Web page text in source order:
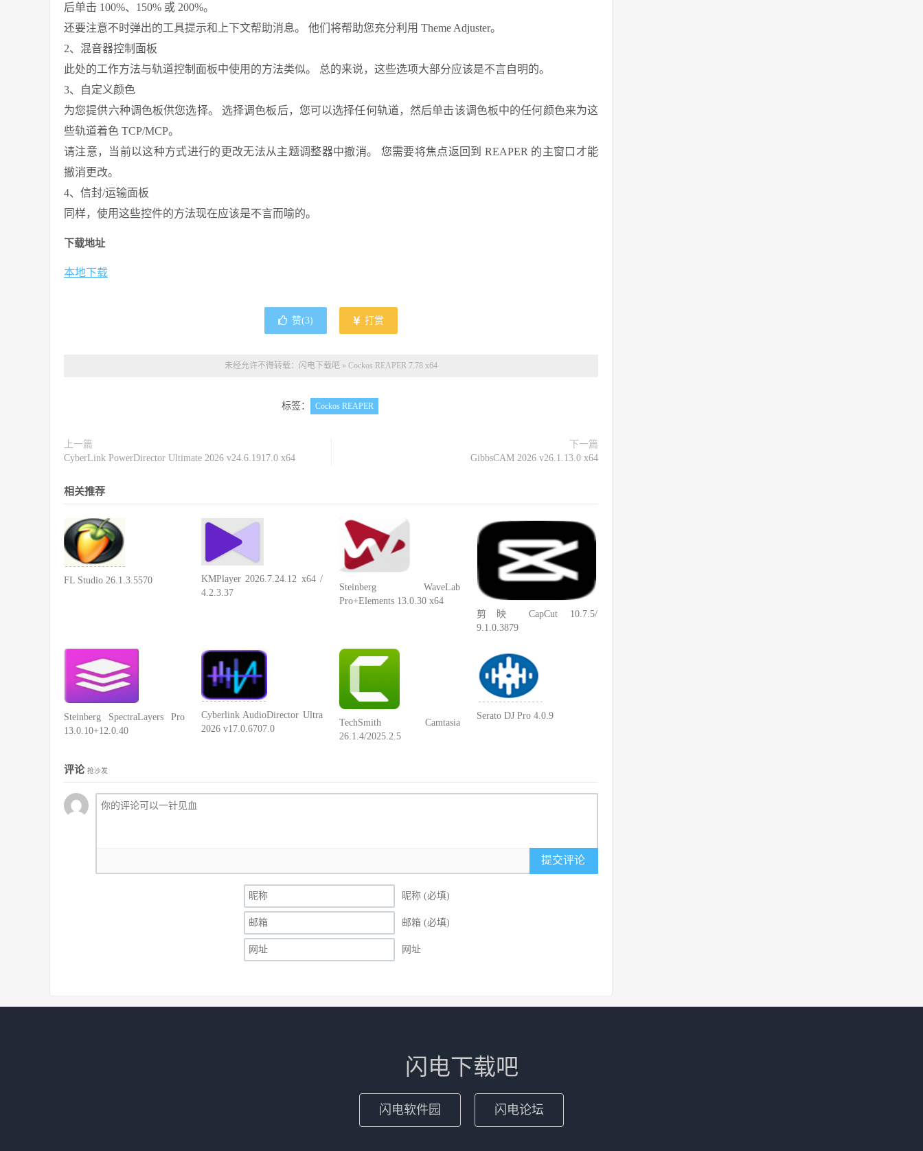
后单击 100%、150% 或 200%。
还要注意不时弹出的工具提示和上下文帮助消息。 他们将帮助您充分利用 Theme Adjuster。
2、混音器控制面板
此处的工作方法与轨道控制面板中使用的方法类似。 总的来说，这些选项大部分应该是不言自明的。
3、自定义颜色
为您提供六种调色板供您选择。 选择调色板后，您可以选择任何轨道，然后单击该调色板中的任何颜色来为这
些轨道着色 TCP/MCP。
请注意，当前以这种方式进行的更改无法从主题调整器中撤消。 您需要将焦点返回到 REAPER 的主窗口才能
撤消更改。
4、信封/运输面板
同样，使用这些控件的方法现在应该是不言而喻的。
下载地址
本地下载
赞(3) 打赏
未经允许不得转载： 闪电下载吧 » Cockos REAPER 7.78 x64
标签： Cockos REAPER
上一篇
CyberLink PowerDirector Ultimate 2026 v24.6.1917.0 x64
下一篇
GibbsCAM 2026 v26.1.13.0 x64
相关推荐
FL Studio 26.1.3.5570
KMPlayer 2026.7.24.12 x64 /
4.2.3.37
Steinberg WaveLab
Pro+Elements 13.0.30 x64
剪映 CapCut 10.7.5/
9.1.0.3879
Steinberg SpectraLayers Pro
13.0.10+12.0.40
Cyberlink AudioDirector Ultra
2026 v17.0.6707.0
TechSmith Camtasia
26.1.4/2025.2.5
Serato DJ Pro 4.0.9
评论 抢沙发
提交评论
昵称 (必填)
邮箱 (必填)
网址
闪电下载吧
闪电软件园 闪电论坛